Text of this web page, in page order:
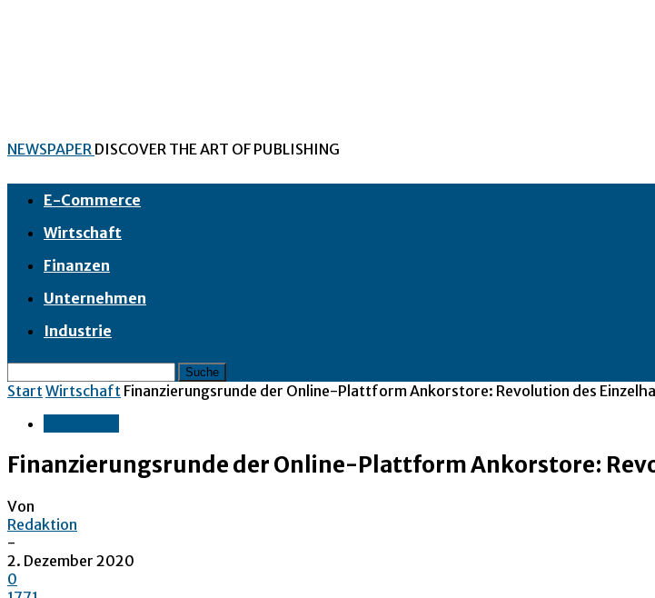
NEWSPAPER DISCOVER THE ART OF PUBLISHING
E-Commerce
Wirtschaft
Finanzen
Unternehmen
Industrie
Start Wirtschaft Finanzierungsrunde der Online-Plattform Ankorstore: Revolution des
Finanzierungsrunde der Online-Plattform Ankorstore:
Von
Redaktion
-
2. Dezember 2020
0